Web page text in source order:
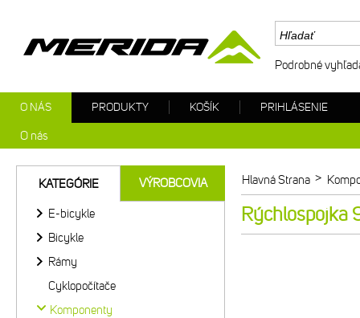
Hlavná Strana >
Rýchlospojka
KATEGÓRIE VÝROBCOVIA
E-bicykle
Bicykle
Rámy
Cyklopočítače
Komponenty
Podrobné
O NÁS
O nás
PRODUKTY KOŠÍK PRIHLÁSENIE